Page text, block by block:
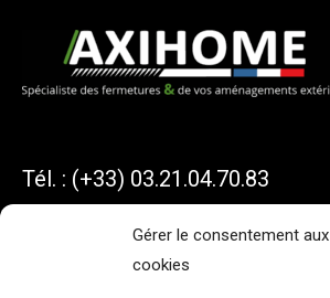
Gérer le consentement aux
cookies
Tél. : (+33) 03.21.04.70.83